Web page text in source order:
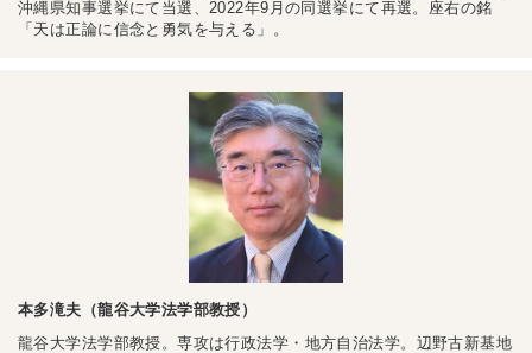
沖縄県知事選挙にて当選、2022年9月の同選挙にて再選。座右の銘
「天は正論に信念と勇気を与える」。
本多滝夫（龍谷大学法学部教授）
龍谷大学法学部教授。専攻は行政法学・地方自治法学。辺野古新基地